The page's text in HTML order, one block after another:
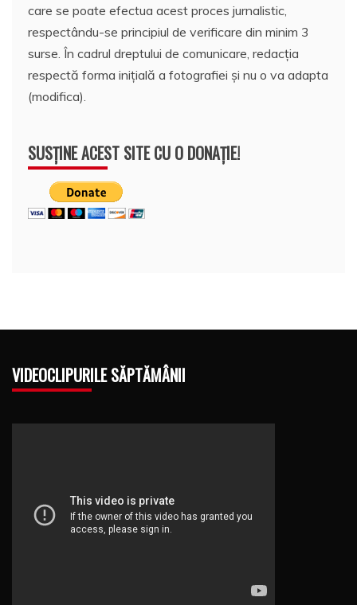
care se poate efectua acest proces jurnalistic,
respectându-se principiul de verificare din minim 3
surse. În cadrul dreptului de comunicare, redacția
respectă forma inițială a fotografiei și nu o va adapta
(modifica).
SUSȚINE ACEST SITE CU O DONAȚIE!
VIDEOCLIPURILE SĂPTĂMÂNII